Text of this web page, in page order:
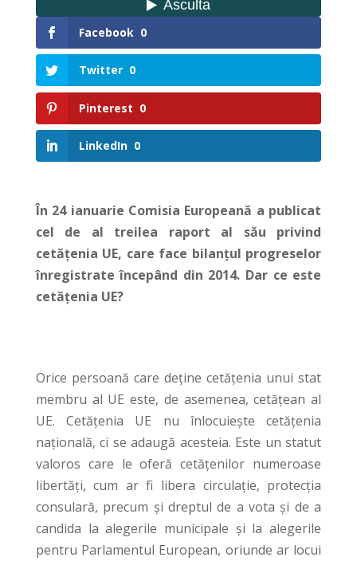
Facebook 0
Twitter 0
Pinterest 0
LinkedIn 0
În 24 ianuarie Comisia Europeană a publicat
cel de al treilea raport al său privind
cetățenia UE, care face bilanțul progreselor
înregistrate începând din 2014. Dar ce este
cetățenia UE?
Orice persoană care deține cetățenia unui stat
membru al UE este, de asemenea, cetățean al
UE. Cetățenia UE nu înlocuiește cetățenia
națională, ci se adaugă acesteia. Este un statut
valoros care le oferă cetățenilor numeroase
libertăți, cum ar fi libera circulație, protecția
consulară, precum și dreptul de a vota și de a
candida la alegerile municipale și la alegerile
pentru Parlamentul European, oriunde ar locui